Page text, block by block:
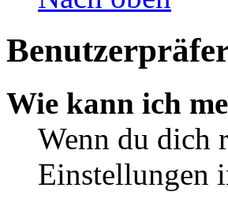
Wie kann ich
Wenn du dich
Einstellungen